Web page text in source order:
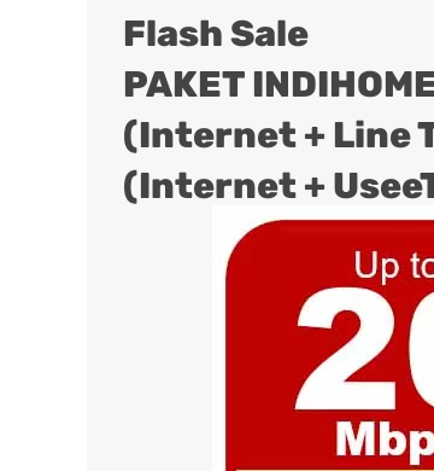
Flash Sale
PAKET
(Internet + Line
(Internet +